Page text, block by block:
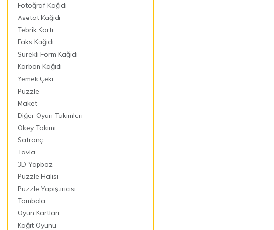
Fotoğraf Kağıdı
Asetat Kağıdı
Tebrik Kartı
Faks Kağıdı
Sürekli Form Kağıdı
Karbon Kağıdı
Yemek Çeki
Puzzle
Maket
Diğer Oyun Takımları
Okey Takımı
Satranç
Tavla
3D Yapboz
Puzzle Halısı
Puzzle Yapıştırıcısı
Tombala
Oyun Kartları
Kağıt Oyunu